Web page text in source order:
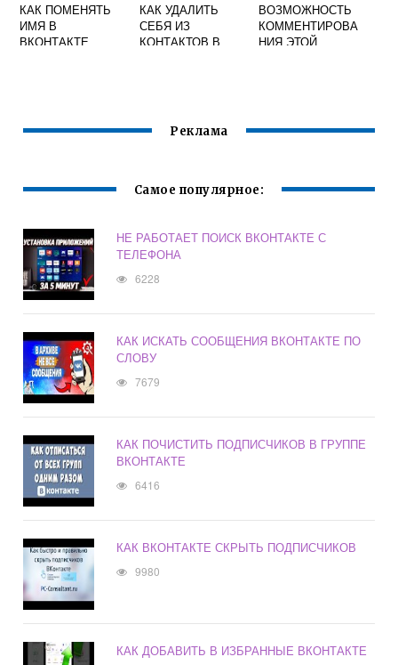
КАК ПОМЕНЯТЬ
ИМЯ В
ВКОНТАКТЕ
КАК УДАЛИТЬ
СЕБЯ ИЗ
КОНТАКТОВ В
ВОЗМОЖНОСТЬ
КОММЕНТИРОВА
НИЯ ЭТОЙ
Реклама
Самое популярное:
НЕ РАБОТАЕТ ПОИСК ВКОНТАКТЕ С
ТЕЛЕФОНА
6228
КАК ИСКАТЬ СООБЩЕНИЯ ВКОНТАКТЕ ПО
СЛОВУ
7679
КАК ПОЧИСТИТЬ ПОДПИСЧИКОВ В ГРУППЕ
ВКОНТАКТЕ
6416
КАК ВКОНТАКТЕ СКРЫТЬ ПОДПИСЧИКОВ
9980
КАК ДОБАВИТЬ В ИЗБРАННЫЕ ВКОНТАКТЕ